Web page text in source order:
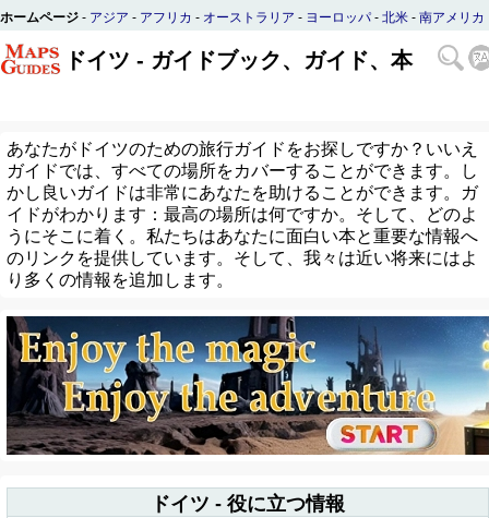
ホームページ - アジア - アフリカ - オーストラリア - ヨーロッパ - 北米 - 南アメリカ
ドイツ - ガイドブック、ガイド、本
あなたがドイツのための旅行ガイドをお探しですか？いいえ
ガイドでは、すべての場所をカバーすることができます。し
かし良いガイドは非常にあなたを助けることができます。ガ
イドがわかります：最高の場所は何ですか。そして、どのよ
うにそこに着く。私たちはあなたに面白い本と重要な情報へ
のリンクを提供しています。そして、我々は近い将来にはよ
り多くの情報を追加します。
ドイツ - 役に立つ情報